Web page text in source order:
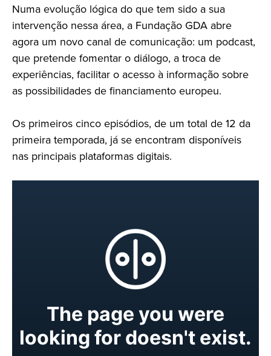
Numa evolução lógica do que tem sido a sua
intervenção nessa área, a Fundação GDA abre
agora um novo canal de comunicação: um podcast,
que pretende fomentar o diálogo, a troca de
experiências, facilitar o acesso à informação sobre
as possibilidades de financiamento europeu.
Os primeiros cinco episódios, de um total de 12 da
primeira temporada, já se encontram disponíveis
nas principais plataformas digitais.